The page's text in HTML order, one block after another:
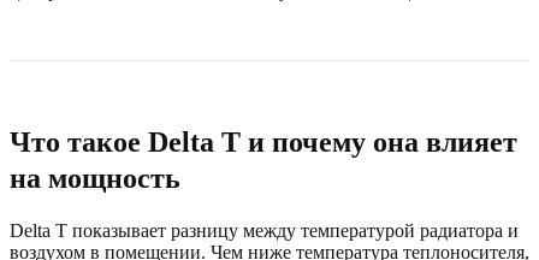
Что такое Delta T и почему она влияет
на мощность
Delta T показывает разницу между температурой радиатора и
воздухом в помещении. Чем ниже температура теплоносителя,